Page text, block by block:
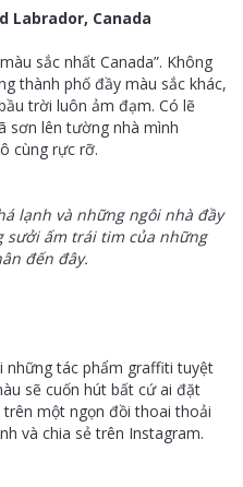
Labrador, Canada
sắc nhất Canada”. Không
thành phố đầy màu sắc khác,
trời luôn ảm đạm. Có lẽ
sơn lên tường nhà mình
cùng rực rỡ.
lạnh và những ngôi nhà đầy
sưởi ấm trái tim của những
đến đây.
những tác phẩm graffiti tuyệt
sẽ cuốn hút bất cứ ai đặt
một ngọn đồi thoai thoải
và chia sẻ trên Instagram.